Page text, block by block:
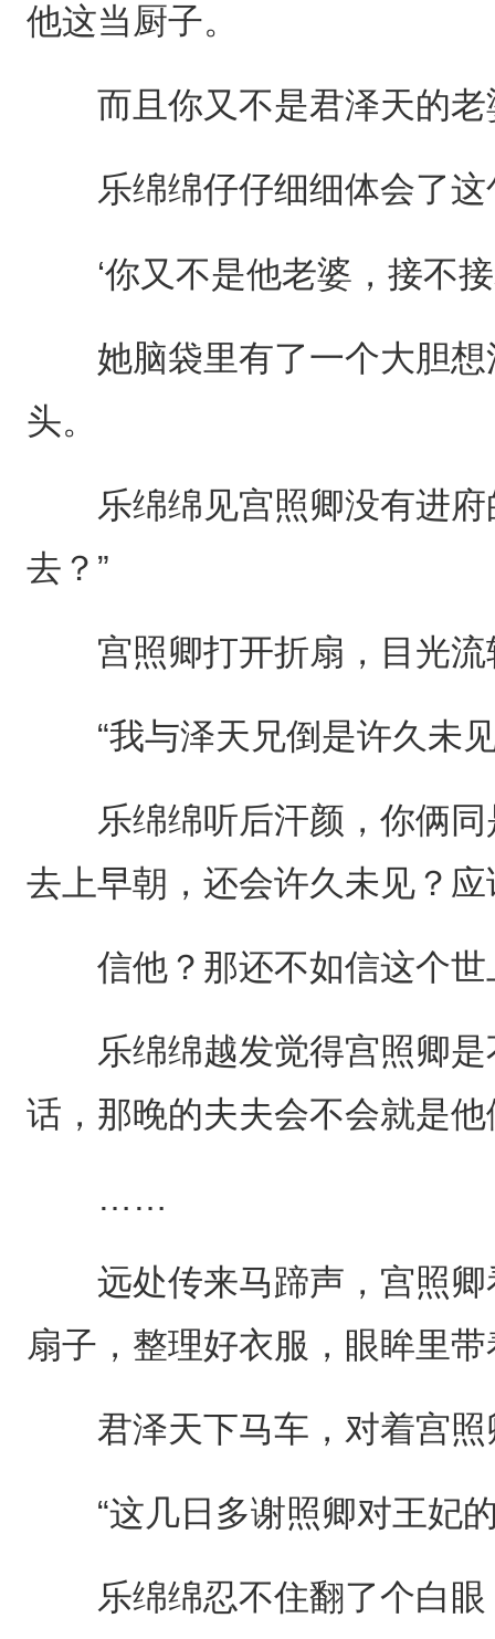
他这当厨子。
而且你又不是君泽天的老
乐绵绵仔仔细细体会了这
‘你又不是他老婆，接不
她脑袋里有了一个大胆想
头。
乐绵绵见宫照卿没有进府
去？”
宫照卿打开折扇，目光流
“我与泽天兄倒是许久未见
乐绵绵听后汗颜，你俩同
去上早朝，还会许久未见？
信他？那还不如信这个世
乐绵绵越发觉得宫照卿是
话，那晚的夫夫会不会就是
……
远处传来马蹄声，宫照卿
扇子，整理好衣服，眼眸里
君泽天下马车，对着宫照
“这几日多谢照卿对王妃的
乐绵绵忍不住翻了个白眼